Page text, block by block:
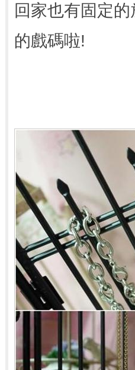
回家也有固定
的戲碼啦!